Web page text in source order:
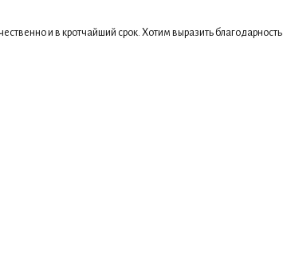
и в кротчайший срок. Хотим выразить